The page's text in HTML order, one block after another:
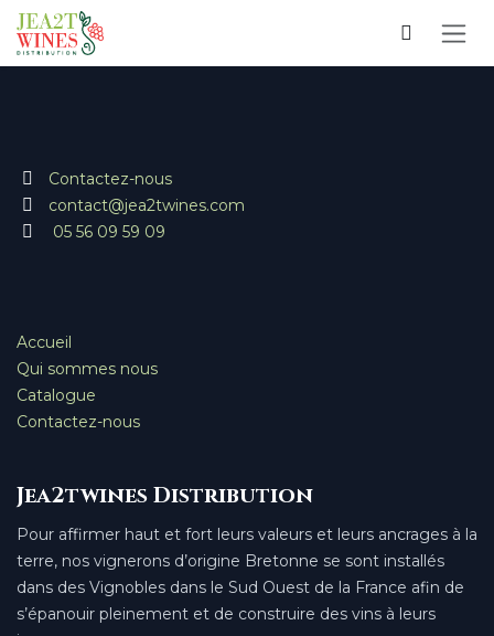
Se rendre au contenu
Contactez-nous
contact@jea2twines.com
05 56 09 59 09
Accueil
Qui sommes nous
Catalogue
Contactez-nous
Jea2twines Distribution
Pour affirmer haut et fort leurs valeurs et leurs ancrages à la
terre, nos vignerons d’origine Bretonne se sont installés
dans des Vignobles dans le Sud Ouest de la France afin de
s’épanouir pleinement et de construire des vins à leurs